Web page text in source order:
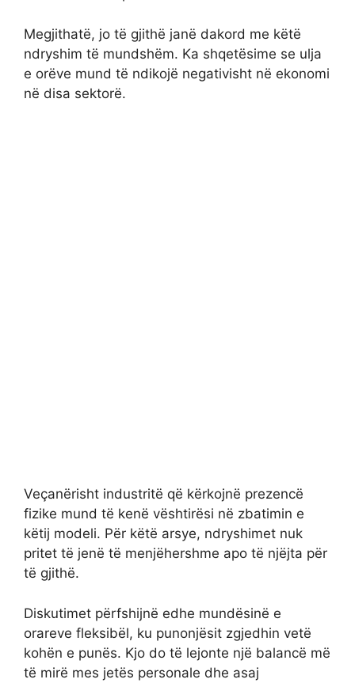
Megjithatë, jo të gjithë janë dakord me këtë
ndryshim të mundshëm. Ka shqetësime se ulja
e orëve mund të ndikojë negativisht në ekonomi
në disa sektorë.
Veçanërisht industritë që kërkojnë prezencë
fizike mund të kenë vështirësi në zbatimin e
këtij modeli. Për këtë arsye, ndryshimet nuk
pritet të jenë të menjëhershme apo të njëjta për
të gjithë.
Diskutimet përfshijnë edhe mundësinë e
orareve fleksibël, ku punonjësit zgjedhin vetë
kohën e punës. Kjo do të lejonte një balancë më
të mirë mes jetës personale dhe asaj